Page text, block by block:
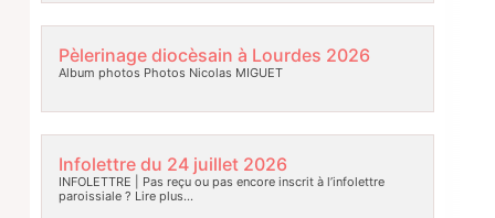
Pèlerinage diocèsain à Lourdes 2026
Album photos Photos Nicolas MIGUET
Infolettre du 24 juillet 2026
INFOLETTRE | Pas reçu ou pas encore inscrit à l’infolettre
paroissiale ? Lire plus…